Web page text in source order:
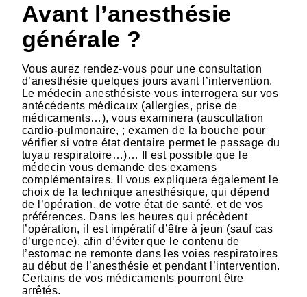
Avant l’anesthésie
générale ?
Vous aurez rendez-vous pour une consultation
d’anesthésie quelques jours avant l’intervention.
Le médecin anesthésiste vous interrogera sur vos
antécédents médicaux (allergies, prise de
médicaments…), vous examinera (auscultation
cardio-pulmonaire, ; examen de la bouche pour
vérifier si votre état dentaire permet le passage du
tuyau respiratoire…)… Il est possible que le
médecin vous demande des examens
complémentaires. Il vous expliquera également le
choix de la technique anesthésique, qui dépend
de l’opération, de votre état de santé, et de vos
préférences. Dans les heures qui précèdent
l’opération, il est impératif d’être à jeun (sauf cas
d’urgence), afin d’éviter que le contenu de
l’estomac ne remonte dans les voies respiratoires
au début de l’anesthésie et pendant l’intervention.
Certains de vos médicaments pourront être
arrêtés.